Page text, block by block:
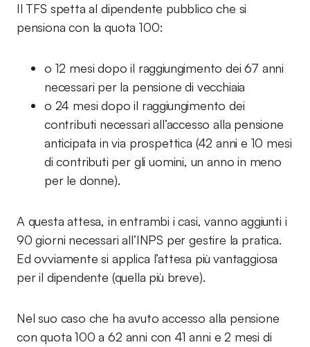
Il TFS spetta al dipendente pubblico che si
pensiona con la quota 100:
o 12 mesi dopo il raggiungimento dei 67 anni
necessari per la pensione di vecchiaia
o 24 mesi dopo il raggiungimento dei
contributi necessari all’accesso alla pensione
anticipata in via prospettica (42 anni e 10 mesi
di contributi per gli uomini, un anno in meno
per le donne).
A questa attesa, in entrambi i casi, vanno aggiunti i
90 giorni necessari all’INPS per gestire la pratica.
Ed ovviamente si applica l’attesa più vantaggiosa
per il dipendente (quella più breve).
Nel suo caso che ha avuto accesso alla pensione
con quota 100 a 62 anni con 41 anni e 2 mesi di